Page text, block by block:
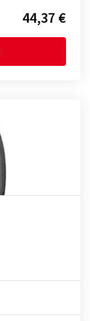
44,37 €